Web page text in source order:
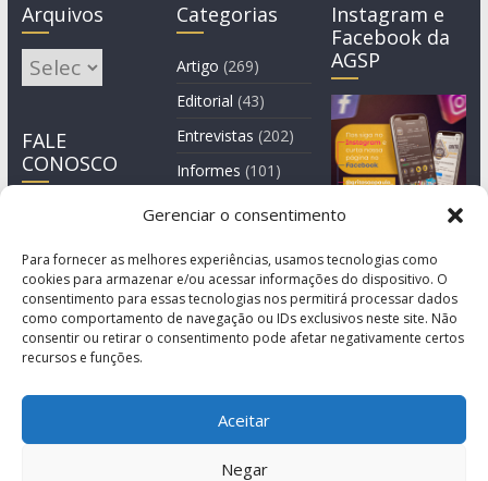
Gerenciar o consentimento
Para fornecer as melhores experiências, usamos tecnologias como
cookies para armazenar e/ou acessar informações do dispositivo. O
consentimento para essas tecnologias nos permitirá processar dados
como comportamento de navegação ou IDs exclusivos neste site. Não
consentir ou retirar o consentimento pode afetar negativamente certos
recursos e funções.
Aceitar
Negar
Arquivos
Arquivos
FALE
CONOSCO
Categorias
Artigo (269)
Editorial (43)
Entrevistas (202)
Informes (101)
Manchete
Instagram e
Facebook da
AGSP
© Copyright 2011-2026